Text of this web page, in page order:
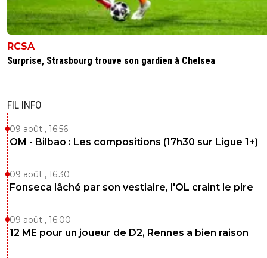
RCSA
Surprise, Strasbourg trouve son gardien à Chelsea
FIL INFO
09 août , 16:56
OM - Bilbao : Les compositions (17h30 sur Ligue 1+)
09 août , 16:30
Fonseca lâché par son vestiaire, l'OL craint le pire
09 août , 16:00
12 ME pour un joueur de D2, Rennes a bien raison